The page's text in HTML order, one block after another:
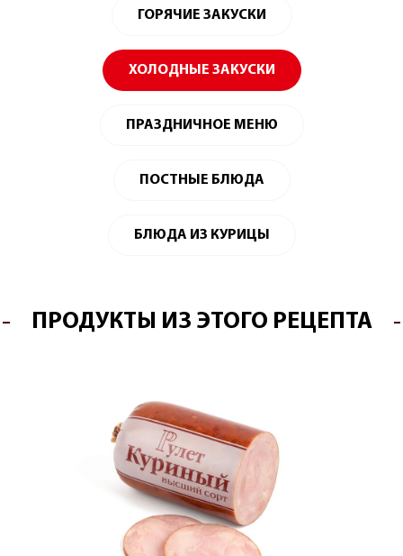
ГОРЯЧИЕ ЗАКУСКИ
ХОЛОДНЫЕ ЗАКУСКИ
ПРАЗДНИЧНОЕ МЕНЮ
ПОСТНЫЕ БЛЮДА
БЛЮДА ИЗ КУРИЦЫ
ПРОДУКТЫ ИЗ ЭТОГО РЕЦЕПТА